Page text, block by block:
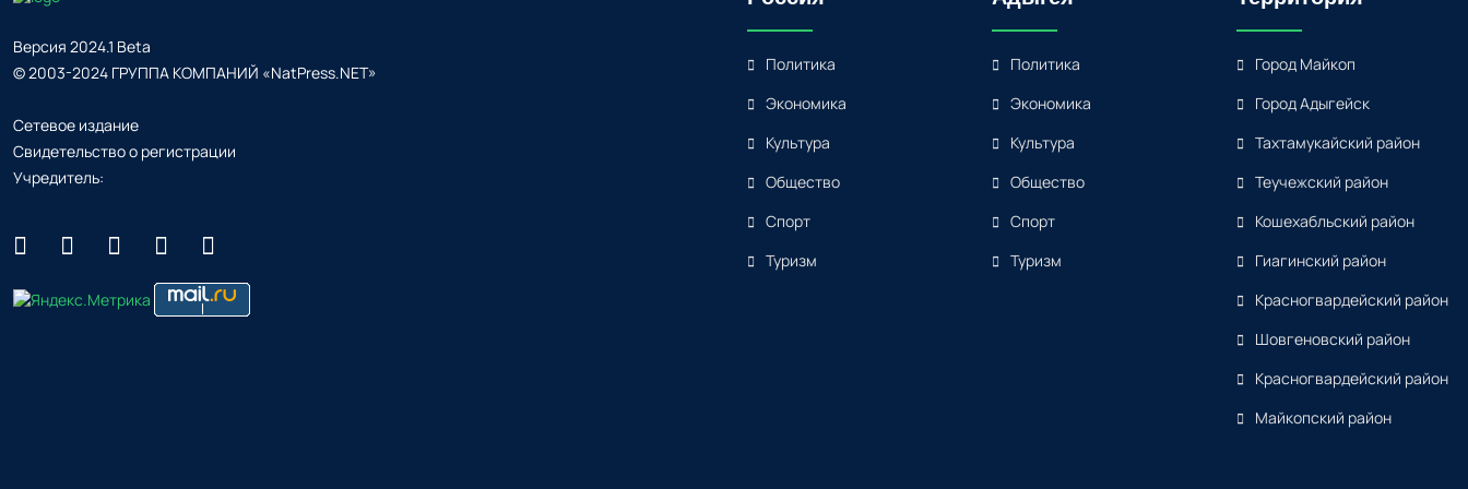
Версия 2024.1 Beta
© 2003-2024 ГРУППА КОМПАНИЙ «NatPress.NET»
Сетевое издание
Свидетельство о регистрации
Учредитель:
Политика
Экономика
Культура
Общество
Спорт
Туризм
Политика
Экономика
Культура
Общество
Спорт
Туризм
Город Майкоп
Город Адыгейск
Тахтамукайский район
Теучежский район
Кошехабльский район
Гиагинский район
Красногвардейский район
Шовгеновский район
Красногвардейский район
Майкопский район